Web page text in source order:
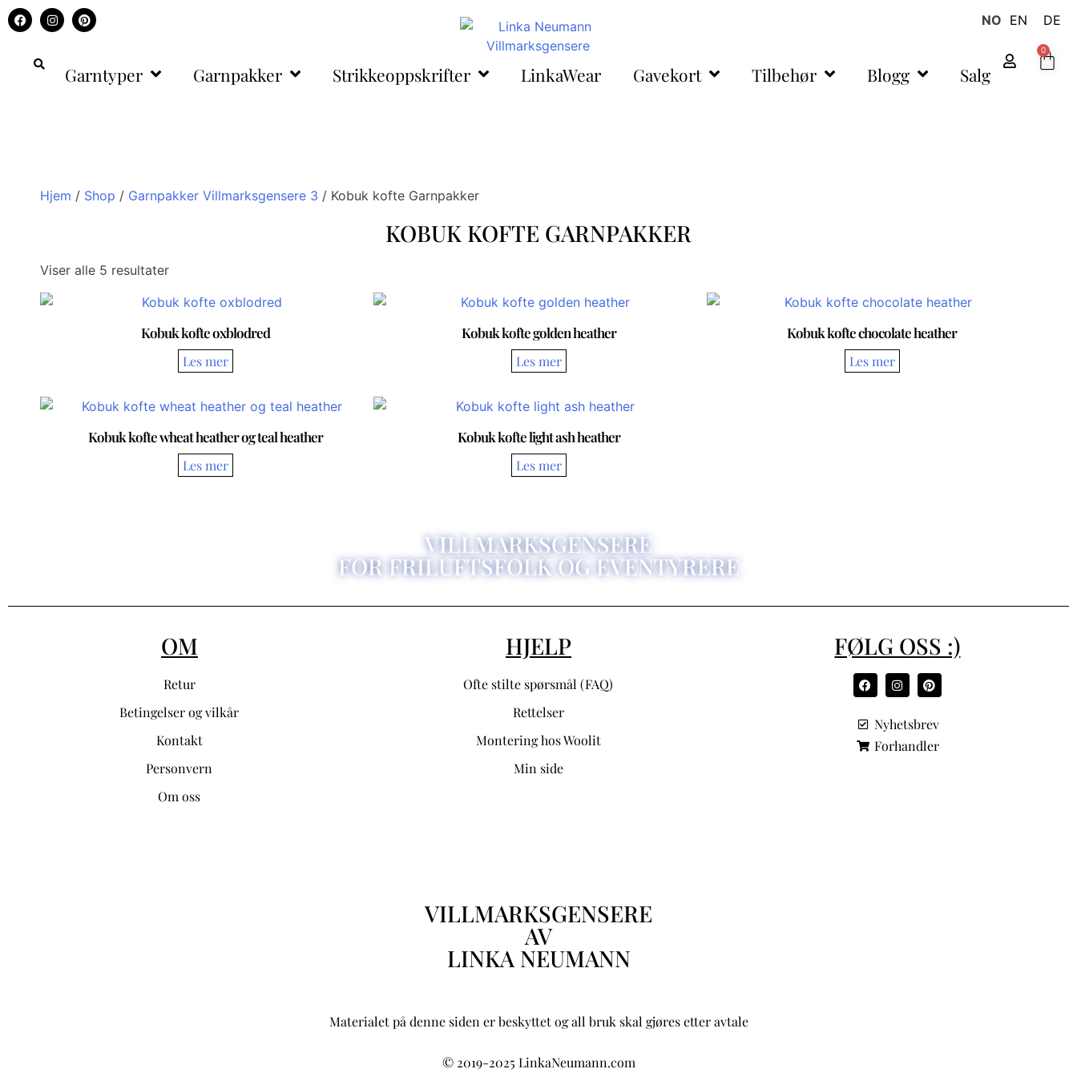
NO EN DE
0
Garntyper Garnpakker Strikkeoppskrifter LinkaWear Gavekort Tilbehør Blogg Salg
Hjem / Shop / Garnpakker Villmarksgensere 3 / Kobuk kofte Garnpakker
KOBUK KOFTE GARNPAKKER
Viser alle 5 resultater
Kobuk kofte oxblodred Kobuk kofte golden heather Kobuk kofte chocolate heather
Kobuk kofte wheat heather og teal heather Kobuk kofte light ash heather
VILLMARKSGENSERE
FOR FRILUFTSFOLK OG EVENTYRERE
OM
Retur
Betingelser og vilkår
Kontakt
Personvern
Om oss
HJELP
Ofte stilte spørsmål (FAQ)
Rettelser
Montering hos Woolit
Min side
FØLG OSS :)
Nyhetsbrev
Forhandler
VILLMARKSGENSERE
AV
LINKA NEUMANN
Materialet på denne siden er beskyttet og all bruk skal gjøres etter avtale
© 2019-2025 LinkaNeumann.com